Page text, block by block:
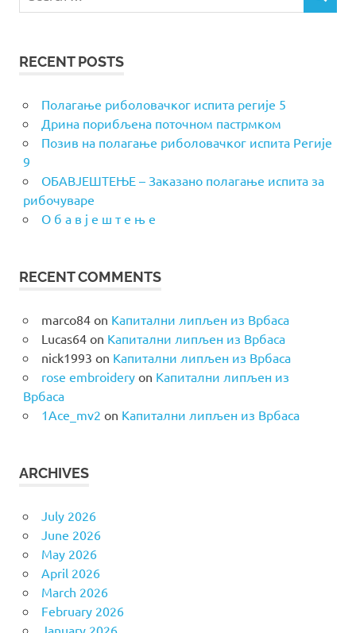
RECENT POSTS
Полагање риболовачког испита регије 5
Дрина порибљена поточном пастрмком
Позив на полагање риболовачког испита Регије
9
ОБАВЈЕШТЕЊЕ – Заказано полагање испита за
рибочуваре
О б а в ј е ш т е њ е
RECENT COMMENTS
marco84on Капитални липљен из Врбаса
Lucas64on Капитални липљен из Врбаса
nick1993 on Капитални липљен из Врбаса
rose embroideryon Капитални липљен из
Врбаса
1Ace_mv2 on Капитални липљен из Врбаса
ARCHIVES
July 2026
June 2026
May 2026
April 2026
March 2026
February 2026
January 2026